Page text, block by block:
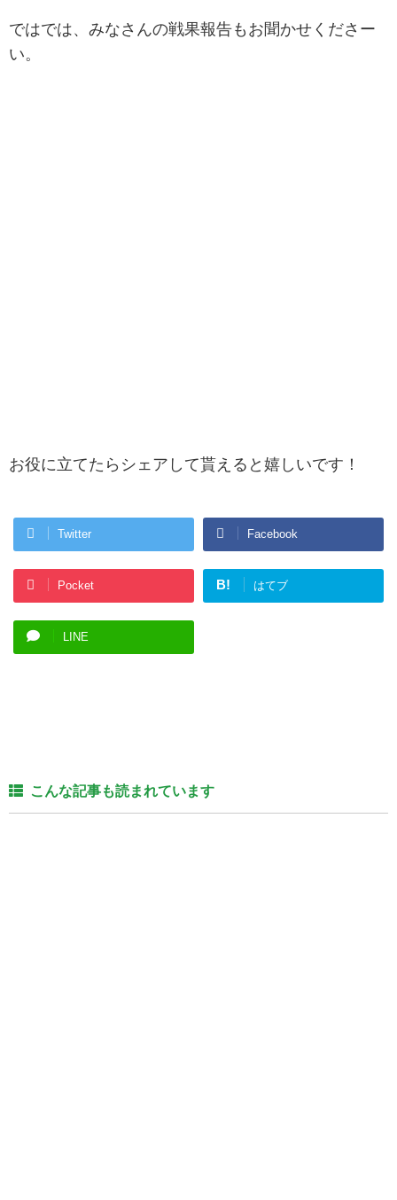
ではでは、みなさんの戦果報告もお聞かせくださー
い。
お役に立てたらシェアして貰えると嬉しいです！
Twitter Facebook
Pocket B! はてブ
LINE
こんな記事も読まれています